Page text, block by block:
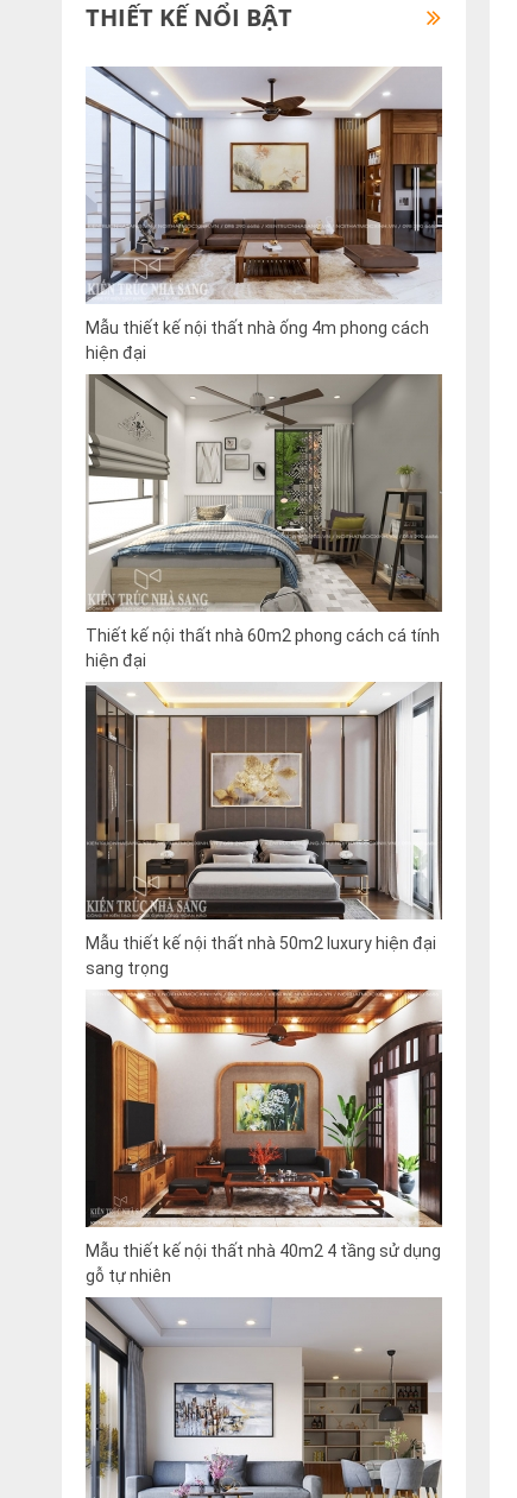
THIẾT KẾ NỔI BẬT
Mẫu thiết kế nội thất nhà ống 4m phong cách
hiện đại
Thiết kế nội thất nhà 60m2 phong cách cá tính
hiện đại
Mẫu thiết kế nội thất nhà 50m2 luxury hiện đại
sang trọng
Mẫu thiết kế nội thất nhà 40m2 4 tầng sử dụng
gỗ tự nhiên